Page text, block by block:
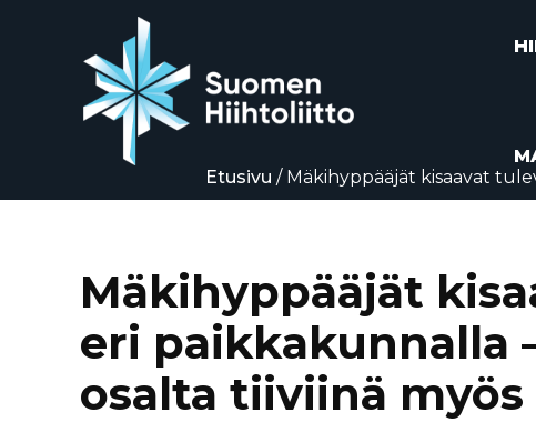
Etusivu / Mäkihyppääjät kisaavat
lokakuussa
Mäkihyppääjät
eri paikkakunnalla
osalta tiiviinä myös